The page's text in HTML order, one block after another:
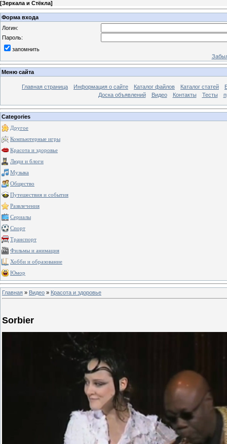
[Зеркала и Стёкла]
Форма входа
Логин:
Пароль:
запомнить
Меню сайта
Главная страница Информация о сайте Каталог файлов Каталог статей
Доска объявлений
Видео Контакты Тесты
Categories
Другое
Компьютерные игры
Красота и здоровье
Люди и блоги
Музыка
Общество
Путешествия и события
Развлечения
Сериалы
Спорт
Транспорт
Фильмы и анимация
Хобби и образование
Юмор
Главная » Видео » Красота и здоровье
Sorbier